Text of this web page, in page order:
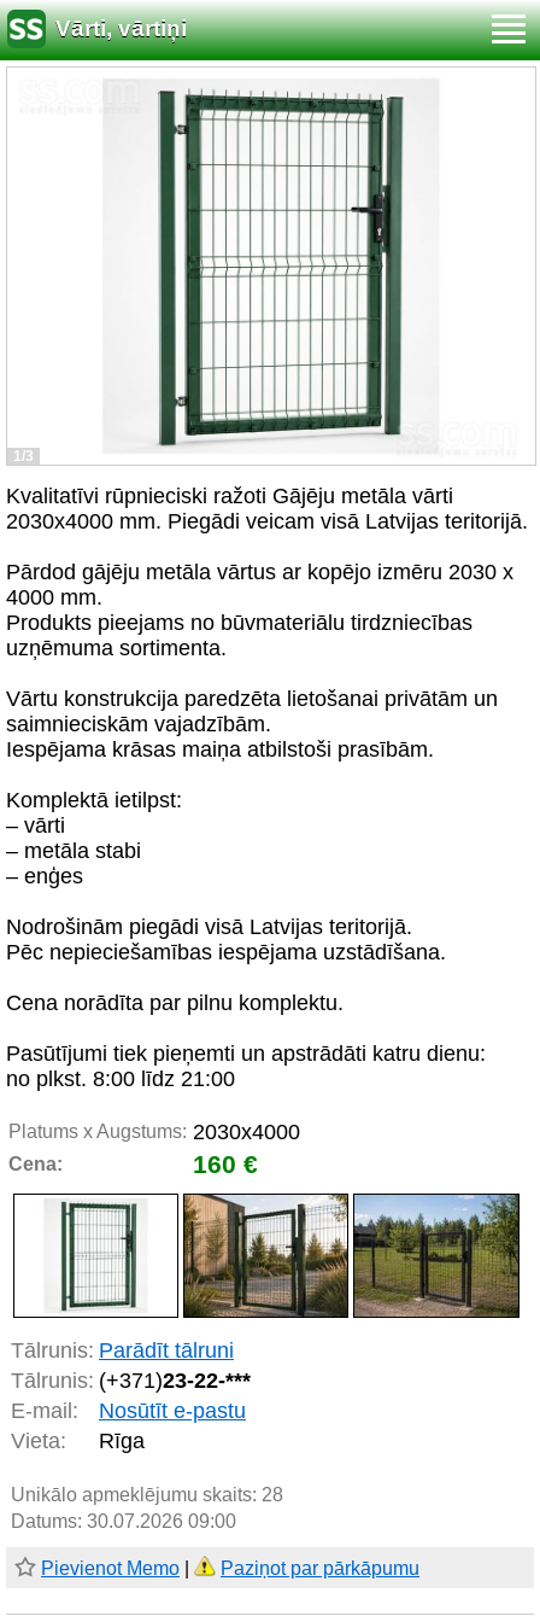
Vārti, vārtiņi
1/3
Kvalitatīvi rūpnieciski ražoti Gājēju metāla vārti
2030x4000 mm. Piegādi veicam visā Latvijas teritorijā.
Pārdod gājēju metāla vārtus ar kopējo izmēru 2030 x
4000 mm.
Produkts pieejams no būvmateriālu tirdzniecības
uzņēmuma sortimenta.
Vārtu konstrukcija paredzēta lietošanai privātām un
saimnieciskām vajadzībām.
Iespējama krāsas maiņa atbilstoši prasībām.
Komplektā ietilpst:
– vārti
– metāla stabi
– enģes
Nodrošinām piegādi visā Latvijas teritorijā.
Pēc nepieciešamības iespējama uzstādīšana.
Cena norādīta par pilnu komplektu.
Pasūtījumi tiek pieņemti un apstrādāti katru dienu:
no plkst. 8:00 līdz 21:00
Platums x Augstums: 2030x4000
Cena: 160 €
Tālrunis: Parādīt tālruni
Tālrunis: (+371)23-22-***
E-mail:
Nosūtīt e-pastu
Vieta:
Rīga
Unikālo apmeklējumu skaits: 28
Datums: 30.07.2026 09:00
Pievienot Memo Paziņot par pārkāpumu